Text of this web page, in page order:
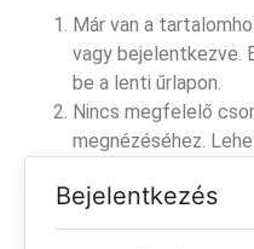
Már van a
vagy bejelentkezve.
be a lenti űrlapon.
Nincs megfelelő
megnézéséhez.
Bejelentkezés